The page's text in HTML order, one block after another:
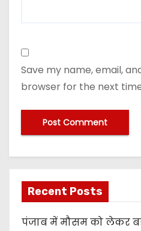
Save my name, email,
browser for the next
Recent Posts
पंजाब में मौसम को लेकर